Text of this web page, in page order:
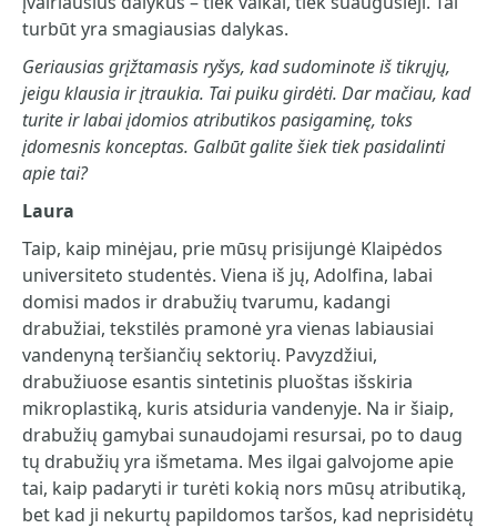
turbūt yra smagiausias dalykas.
Geriausias grįžtamasis ryšys, kad sudominote iš tikrųjų,
jeigu klausia ir įtraukia. Tai puiku girdėti. Dar mačiau, kad
turite ir labai įdomios atributikos pasigaminę, toks
įdomesnis konceptas. Galbūt galite šiek tiek pasidalinti
apie tai?
Laura
Taip, kaip minėjau, prie mūsų prisijungė Klaipėdos
universiteto studentės. Viena iš jų, Adolfina, labai
domisi mados ir drabužių tvarumu, kadangi
drabužiai, tekstilės pramonė yra vienas labiausiai
vandenyną teršiančių sektorių. Pavyzdžiui,
drabužiuose esantis sintetinis pluoštas išskiria
mikroplastiką, kuris atsiduria vandenyje. Na ir šiaip,
drabužių gamybai sunaudojami resursai, po to daug
tų drabužių yra išmetama. Mes ilgai galvojome apie
tai, kaip padaryti ir turėti kokią nors mūsų atributiką,
bet kad ji nekurtų papildomos taršos, kad neprisidėtų